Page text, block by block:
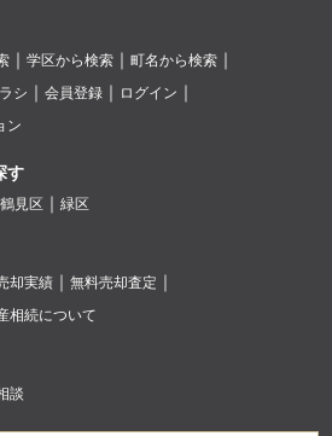
学区から検索
町名から検索
シ 会員登録
ログイン
ン
す
鶴見区 緑区
却実績
無料売却査定
相続について
談